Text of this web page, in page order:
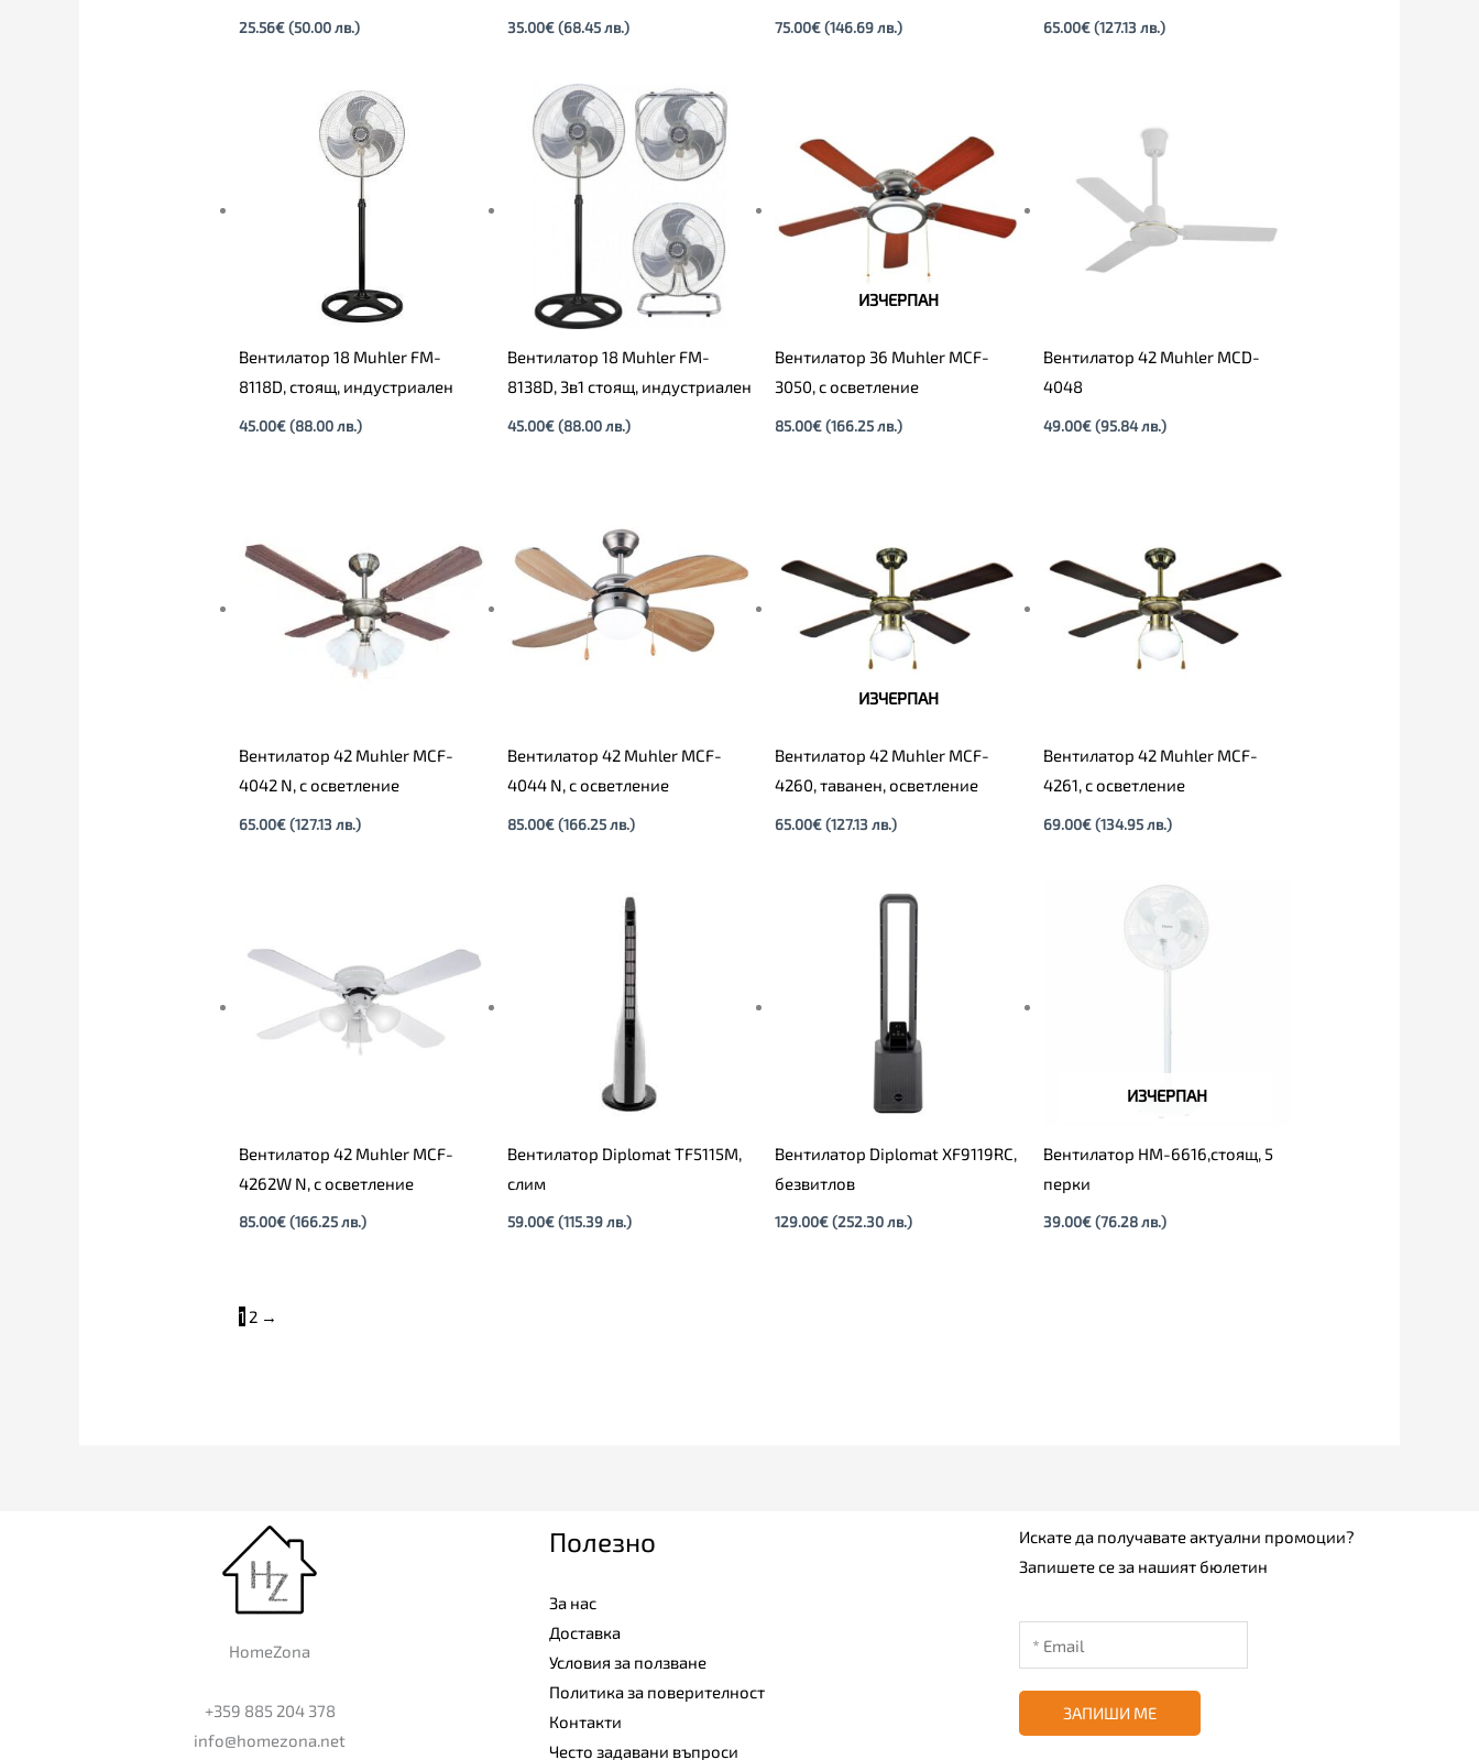
25.56€(50.00 лв.) 35.00€ (68.45 лв.) 75.00€ (146.69 лв.) 65.00€ (127.13 лв.)
Вентилатор 18 Muhler FM-
8118D, стоящ, индустриален
45.00€(88.00 лв.)
Вентилатор 18 Muhler FM-
8138D, 3в1 стоящ, индустриален
45.00€ (88.00 лв.)
ИЗЧЕРПАН
Вентилатор 36 Muhler MCF-
3050, с осветление
85.00€ (166.25 лв.)
Вентилатор 42 Muhler MCD-
4048
49.00€ (95.84 лв.)
Вентилатор 42 Muhler MCF-
4042 N, с осветление
65.00€(127.13 лв.)
Вентилатор 42 Muhler MCF-
4044 N, с осветление
85.00€ (166.25 лв.)
ИЗЧЕРПАН
Вентилатор 42 Muhler MCF-
4260, таванен, осветление
65.00€ (127.13 лв.)
Вентилатор 42 Muhler MCF-
4261, с осветление
69.00€ (134.95 лв.)
Вентилатор 42 Muhler MCF-
4262W N, с осветление
85.00€(166.25 лв.)
Вентилатор Diplomat TF5115M,
слим
59.00€ (115.39 лв.)
Вентилатор Diplomat XF9119RC,
безвитлов
129.00€ (252.30 лв.)
ИЗЧЕРПАН
Вентилатор HM-6616,стоящ, 5
перки
39.00€ (76.28 лв.)
1 2 →
HomeZona
+359 885 204 378
info@homezona.net
Полезно
За нас
Доставка
Условия за ползване
Политика за поверителност
Контакти
Често задавани въпроси
Искате да получавате актуални промоции?
Запишете се за нашият бюлетин
ЗАПИШИ МЕ